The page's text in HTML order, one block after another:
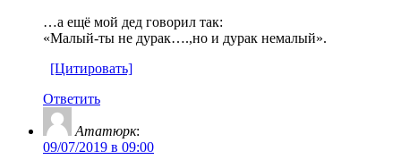
…а ещё мой дед говорил так:
«Малый-ты не дурак….,но и дурак немалый».
[Цитировать]
Ответить
Ататюрк:
09/07/2019 в 09:00